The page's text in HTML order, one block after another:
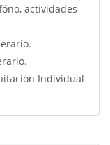
actividades
Individual